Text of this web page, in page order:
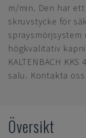
m/min. Den har
skruvstycke för
spraysmörjsystem
högkvalitativ
KALTENBACH
salu. Kontakta
Översikt